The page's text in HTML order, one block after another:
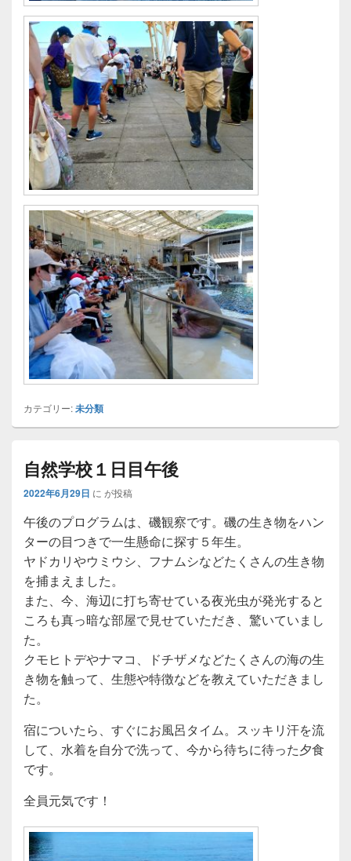
カテゴリー:未分類
自然学校１日目午後
2022年6月29日 に が投稿
午後のプログラムは、磯観察です。磯の生き物をハン
ターの目つきで一生懸命に探す５年生。
ヤドカリやウミウシ、フナムシなどたくさんの生き物
を捕まえました。
また、今、海辺に打ち寄せている夜光虫が発光すると
ころも真っ暗な部屋で見せていただき、驚いていまし
た。
クモヒトデやナマコ、ドチザメなどたくさんの海の生
き物を触って、生態や特徴などを教えていただきまし
た。
宿についたら、すぐにお風呂タイム。スッキリ汗を流
して、水着を自分で洗って、今から待ちに待った夕食
です。
全員元気です！